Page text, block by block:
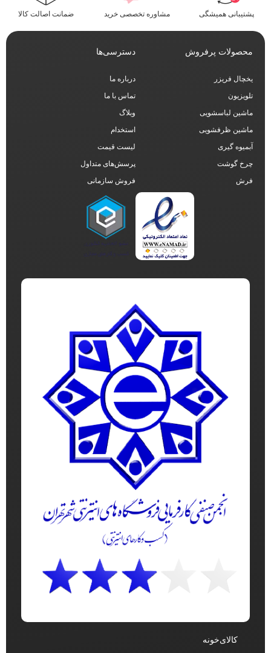
پشتیبانی همیشگی مشاوره تخصصی خرید ضمانت اصالت کالا
محصولات پرفروش
یخچال فریزر
تلویزیون
ماشین لباسشویی
ماشین ظرفشویی
آبمیوه گیری
چرخ گوشت
فرش
دسترسی‌ها
درباره ما
تماس با ما
وبلاگ
استخدام
لیست قیمت
پرسش‌های متداول
فروش سازمانی
کالای‌خونه